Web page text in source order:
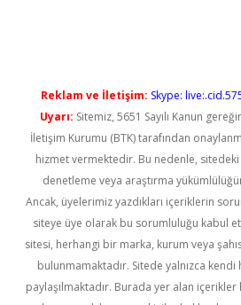
Reklam ve İletişim: Skype:
Uyarı: Sitemiz, 5651 Sayılı Kanun
İletişim Kurumu (BTK) tarafından
hizmet vermektedir. Bu nedenle,
denetleme veya araştırma
Ancak, üyelerimiz yazdıkları içeriklerin
siteye üye olarak bu sorumluluğu kabul
sitesi, herhangi bir marka, kurum veya
bulunmamaktadır. Sitede yalnızca kendi
paylaşılmaktadır. Burada yer alan